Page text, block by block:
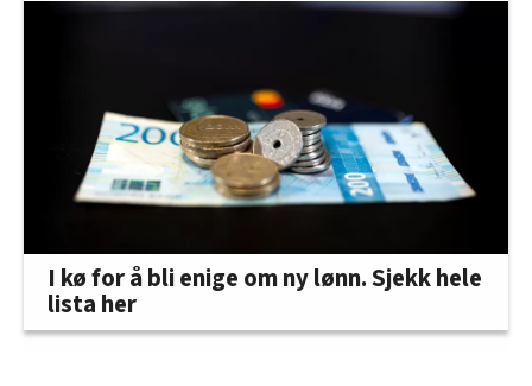
I kø for å bli enige om ny lønn. Sjekk hele
lista her